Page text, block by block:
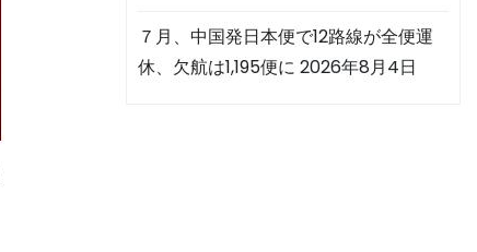
７月、中国発日本便で12路線が全便運
休、欠航は1,195便に 2026年8月4日